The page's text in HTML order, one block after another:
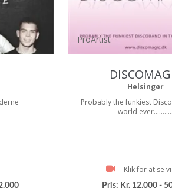
ProArtist
Helsingør
Probably the funkiest
world ever...........
Klik for at se
Pris: Kr. 12.000 -